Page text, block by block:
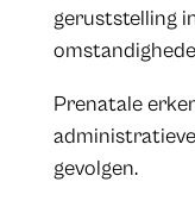
geruststelling
Prenatale
gevolgen.